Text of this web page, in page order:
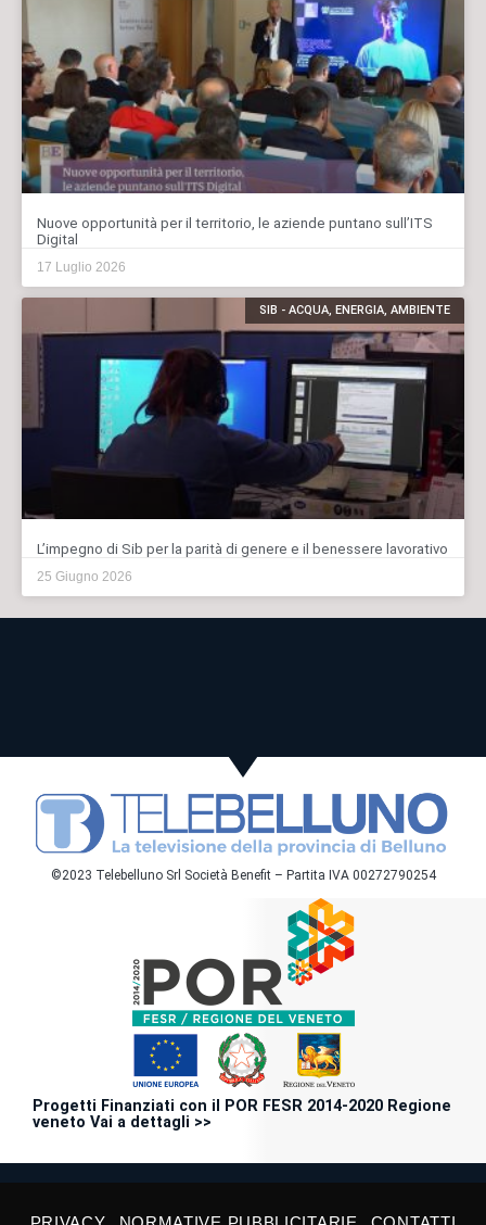
Nuove opportunità per il territorio, le aziende puntano sull’ITS
Digital
17 Luglio 2026
SIB - ACQUA, ENERGIA, AMBIENTE
L’impegno di Sib per la parità di genere e il benessere lavorativo
25 Giugno 2026
©2023 Telebelluno Srl Società Benefit – Partita IVA 00272790254
Progetti Finanziati con il POR FESR 2014-2020 Regione
veneto Vai a dettagli >>